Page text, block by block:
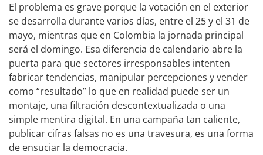
El problema es grave porque la votación en el exterior
se desarrolla durante varios días, entre el 25 y el 31 de
mayo, mientras que en Colombia la jornada principal
será el domingo. Esa diferencia de calendario abre la
puerta para que sectores irresponsables intenten
fabricar tendencias, manipular percepciones y vender
como “resultado” lo que en realidad puede ser un
montaje, una filtración descontextualizada o una
simple mentira digital. En una campaña tan caliente,
publicar cifras falsas no es una travesura, es una forma
de ensuciar la democracia.